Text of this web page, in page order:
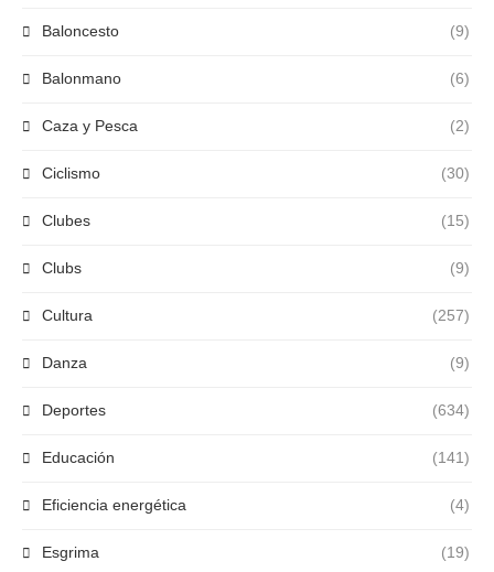
Baloncesto (9)
Balonmano (6)
Caza y Pesca (2)
Ciclismo (30)
Clubes (15)
Clubs (9)
Cultura (257)
Danza (9)
Deportes (634)
Educación (141)
Eficiencia energética (4)
Esgrima (19)